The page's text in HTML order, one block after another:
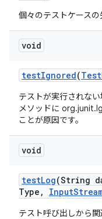
個々のテストケースの
void
testIgnored(Test
テストが実行されな
メソッドに
ことが原因です。
void
testLog(String
Type , Input
テスト呼び出しから